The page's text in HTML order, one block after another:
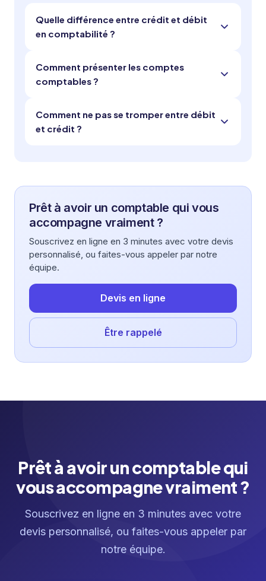
Quelle différence entre crédit et débit
en comptabilité ?
Comment présenter les comptes
comptables ?
Comment ne pas se tromper entre débit
et crédit ?
Prêt à avoir un comptable qui vous
accompagne vraiment ?
Souscrivez en ligne en 3 minutes avec votre devis
personnalisé, ou faites-vous appeler par notre
équipe.
Devis en ligne
Être rappelé
Prêt à avoir un comptable qui
vous accompagne vraiment ?
Souscrivez en ligne en 3 minutes avec votre
devis personnalisé, ou faites-vous appeler par
notre équipe.